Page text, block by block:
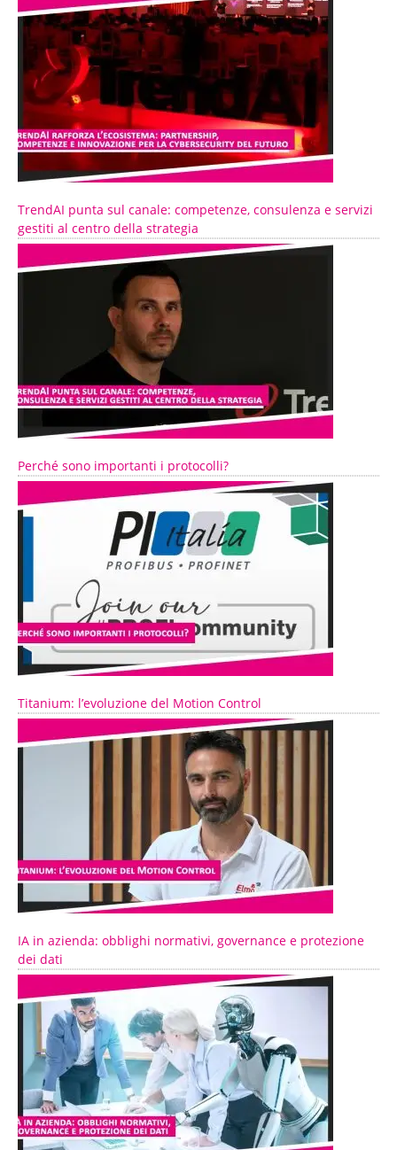
TrendAI punta sul canale: competenze, consulenza e servizi
gestiti al centro della strategia
Perché sono importanti i protocolli?
Titanium: l’evoluzione del Motion Control
IA in azienda: obblighi normativi, governance e protezione
dei dati